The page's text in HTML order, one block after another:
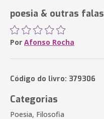
poesia & outras falas
Por Afonso Rocha
Código do livro: 379306
Categorias
Poesia, Filosofia